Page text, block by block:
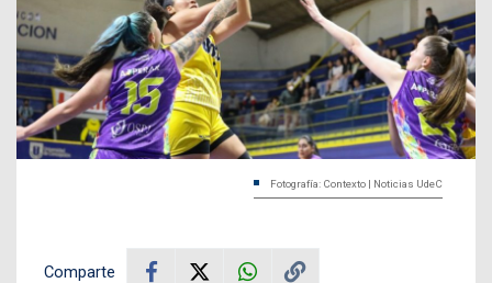
Fotografía: Contexto | Noticias UdeC
Comparte